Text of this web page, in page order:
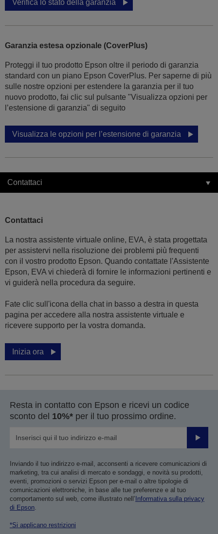
Verifica lo stato della garanzia
Garanzia estesa opzionale (CoverPlus)
Proteggi il tuo prodotto Epson oltre il periodo di garanzia
standard con un piano Epson CoverPlus. Per saperne di più
sulle nostre opzioni per estendere la garanzia per il tuo
nuovo prodotto, fai clic sul pulsante "Visualizza opzioni per
l’estensione di garanzia" di seguito
Visualizza le opzioni per l’estensione di garanzia
Contattaci
Contattaci
La nostra assistente virtuale online, EVA, è stata progettata
per assistervi nella risoluzione dei problemi più frequenti
con il vostro prodotto Epson. Quando contattate l'Assistente
Epson, EVA vi chiederà di fornire le informazioni pertinenti e
vi guiderà nella procedura da seguire.
Fate clic sull'icona della chat in basso a destra in questa
pagina per accedere alla nostra assistente virtuale e
ricevere supporto per la vostra domanda.
Inizia ora
Resta in contatto con Epson e ricevi un codice
sconto del 10%* per il tuo prossimo ordine.
Invia
Inviando il tuo indirizzo e-mail, acconsenti a ricevere comunicazioni di
marketing, tra cui analisi di mercato e sondaggi, e novità su prodotti,
eventi, promozioni o servizi Epson per e-mail o altre tipologie di
comunicazioni elettroniche, in base alle tue preferenze e al tuo
comportamento sul web, come illustrato nell’ Informativa sulla privacy
di Epson.
*Si applicano restrizioni